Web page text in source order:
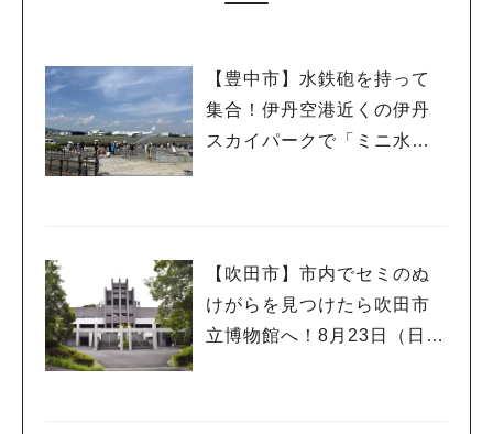
【豊中市】水鉄砲を持って
集合！伊丹空港近くの伊丹
スカイパークで「ミニ水合
【吹田市】市内でセミのぬ
けがらを見つけたら吹田市
立博物館へ！8月23日（日）